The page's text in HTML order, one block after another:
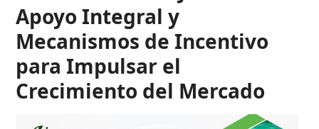
Apoyo Integral y
Mecanismos de Incentivo
para Impulsar el
Crecimiento del Mercado